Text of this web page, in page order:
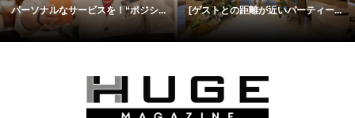
パーソナルなサービスを！“ポジシ... [ゲストとの距離が近いパーティー...